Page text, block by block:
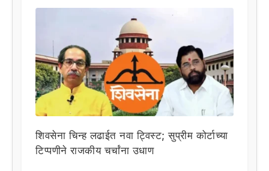
शिवसेना चिन्ह लढाईत नवा ट्विस्ट; सुप्रीम कोर्टाच्या
टिप्पणीने राजकीय चर्चांना उधाण